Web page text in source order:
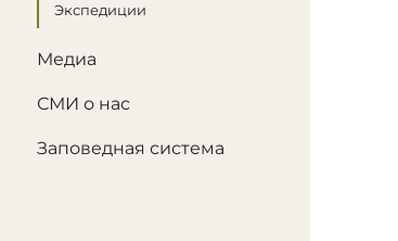
Экспедиции
Медиа
СМИ о нас
Заповедная система